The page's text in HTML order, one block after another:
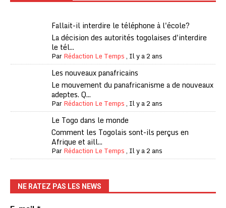
Fallait-il interdire le téléphone à l'école?
La décision des autorités togolaises d'interdire
le tél...
ParRédaction Le Temps, Il y a 2 ans
Les nouveaux panafricains
Le mouvement du panafricanisme a de nouveaux
adeptes. Q...
ParRédaction Le Temps, Il y a 2 ans
Le Togo dans le monde
Comment les Togolais sont-ils perçus en
Afrique et aill...
ParRédaction Le Temps, Il y a 2 ans
NE RATEZ PAS LES NEWS